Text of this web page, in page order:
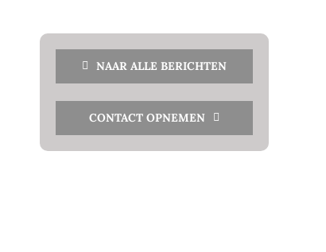
NAAR ALLE BERICHTEN
CONTACT OPNEMEN